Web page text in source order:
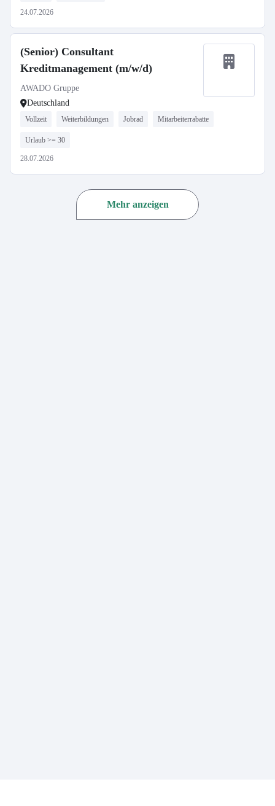
24.07.2026
(Senior) Consultant
Kreditmanagement (m/w/d)
AWADO Gruppe
Deutschland
Vollzeit Weiterbildungen Jobrad Mitarbeiterrabatte
Urlaub >= 30
28.07.2026
Mehr anzeigen